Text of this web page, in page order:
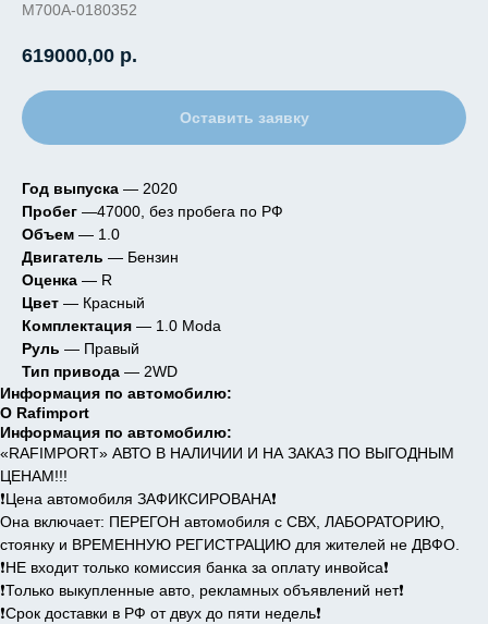
M700A-0180352
619000,00 р.
Оставить заявку
Год выпуска — 2020
Пробег —47000, без пробега по РФ
Объем — 1.0
Двигатель — Бензин
Оценка — R
Цвет — Красный
Комплектация — 1.0 Moda
Руль — Правый
Тип привода — 2WD
Информация по автомобилю:
О Rafimport
Информация по автомобилю:
«RAFIMPORT» АВТО В НАЛИЧИИ И НА ЗАКАЗ ПО ВЫГОДНЫМ
ЦЕНАМ!!!
❗️Цена автомобиля ЗАФИКСИРОВАНА❗️
Она включает: ПЕРЕГОН автомобиля с СВХ, ЛАБОРАТОРИЮ,
стоянку и ВРЕМЕННУЮ РЕГИСТРАЦИЮ для жителей не ДВФО.
❗️НЕ входит только комиссия банка за оплату инвойса❗️
❗️Только выкупленные авто, рекламных объявлений нет❗️
❗️Срок доставки в РФ от двух до пяти недель❗️